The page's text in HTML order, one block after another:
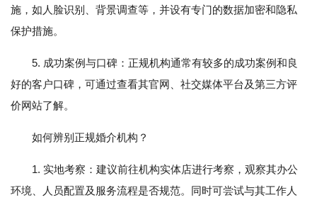
施，如人脸识别、背景调查等，并设有专门的数据加密和隐私
保护措施。
5. 成功案例与口碑：正规机构通常有较多的成功案例和良
好的客户口碑，可通过查看其官网、社交媒体平台及第三方评
价网站了解。
如何辨别正规婚介机构？
1. 实地考察：建议前往机构实体店进行考察，观察其办公
环境、人员配置及服务流程是否规范。同时可尝试与其工作人